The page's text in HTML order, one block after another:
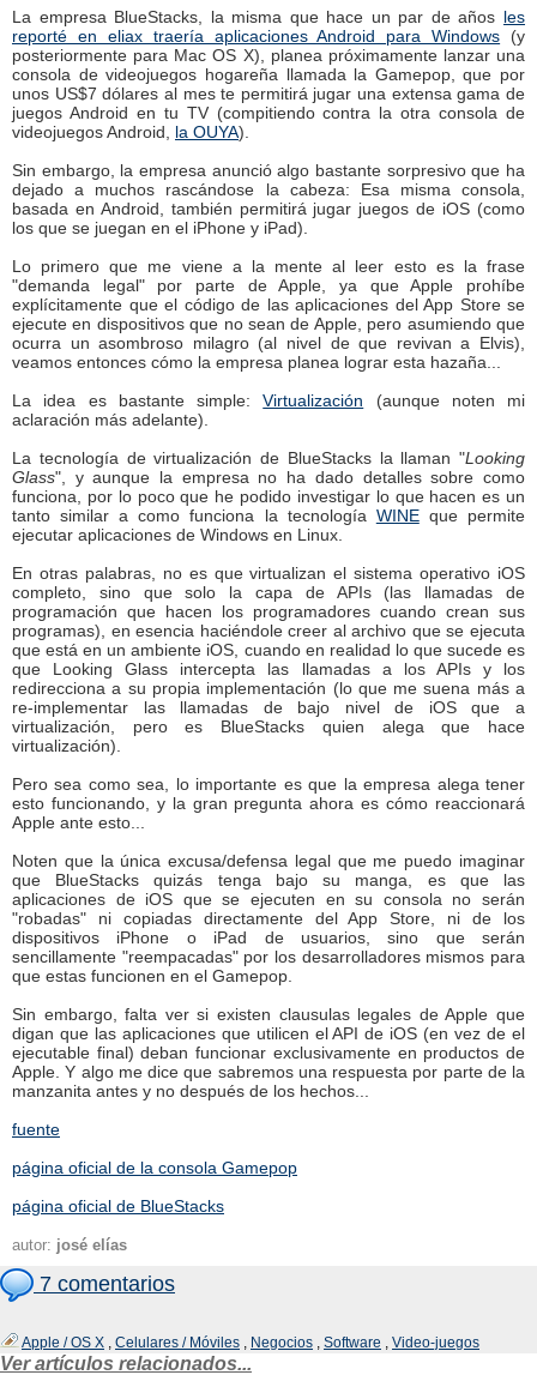
La empresa BlueStacks, la misma que hace un par de años les
reporté en eliax traería aplicaciones Android para Windows (y
posteriormente para Mac OS X), planea próximamente lanzar una
consola de videojuegos hogareña llamada la Gamepop, que por
unos US$7 dólares al mes te permitirá jugar una extensa gama de
juegos Android en tu TV (compitiendo contra la otra consola de
videojuegos Android, la OUYA).
Sin embargo, la empresa anunció algo bastante sorpresivo que ha
dejado a muchos rascándose la cabeza: Esa misma consola,
basada en Android, también permitirá jugar juegos de iOS (como
los que se juegan en el iPhone y iPad).
Lo primero que me viene a la mente al leer esto es la frase
"demanda legal" por parte de Apple, ya que Apple prohíbe
explícitamente que el código de las aplicaciones del App Store se
ejecute en dispositivos que no sean de Apple, pero asumiendo que
ocurra un asombroso milagro (al nivel de que revivan a Elvis),
veamos entonces cómo la empresa planea lograr esta hazaña...
La idea es bastante simple:Virtualización (aunque noten mi
aclaración más adelante).
La tecnología de virtualización de BlueStacks la llaman "Looking
Glass", y aunque la empresa no ha dado detalles sobre como
funciona, por lo poco que he podido investigar lo que hacen es un
tanto similar a como funciona la tecnología WINEque permite
ejecutar aplicaciones de Windows en Linux.
En otras palabras, no es que virtualizan el sistema operativo iOS
completo, sino que solo la capa de APIs (las llamadas de
programación que hacen los programadores cuando crean sus
programas), en esencia haciéndole creer al archivo que se ejecuta
que está en un ambiente iOS, cuando en realidad lo que sucede es
que Looking Glass intercepta las llamadas a los APIs y los
redirecciona a su propia implementación (lo que me suena más a
re-implementar las llamadas de bajo nivel de iOS que a
virtualización, pero es BlueStacks quien alega que hace
virtualización).
Pero sea como sea, lo importante es que la empresa alega tener
esto funcionando, y la gran pregunta ahora es cómo reaccionará
Apple ante esto...
Noten que la única excusa/defensa legal que me puedo imaginar
que BlueStacks quizás tenga bajo su manga, es que las
aplicaciones de iOS que se ejecuten en su consola no serán
"robadas" ni copiadas directamente del App Store, ni de los
dispositivos iPhone o iPad de usuarios, sino que serán
sencillamente "reempacadas" por los desarrolladores mismos para
que estas funcionen en el Gamepop.
Sin embargo, falta ver si existen clausulas legales de Apple que
digan que las aplicaciones que utilicen el API de iOS (en vez de el
ejecutable final) deban funcionar exclusivamente en productos de
Apple. Y algo me dice que sabremos una respuesta por parte de la
manzanita antes y no después de los hechos...
fuente
página oficial de la consola Gamepop
página oficial de BlueStacks
autor: josé elías
7 comentarios
Apple / OS X , Celulares / Móviles , Negocios , Software , Video-juegos
Ver artículos relacionados...